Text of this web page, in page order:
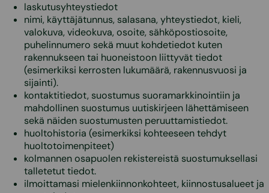
laskutusyhteystiedot
nimi, käyttäjätunnus, salasana, yhteystiedot, kieli,
valokuva, videokuva, osoite, sähköpostiosoite,
puhelinnumero sekä muut kohdetiedot kuten
rakennukseen tai huoneistoon liittyvät tiedot
(esimerkiksi kerrosten lukumäärä, rakennusvuosi ja
sijainti).
kontaktitiedot, suostumus suoramarkkinointiin ja
mahdollinen suostumus uutiskirjeen lähettämiseen
sekä näiden suostumusten peruuttamistiedot.
huoltohistoria (esimerkiksi kohteeseen tehdyt
huoltotoimenpiteet)
kolmannen osapuolen rekistereistä suostumuksellasi
talletetut tiedot.
ilmoittamasi mielenkiinnonkohteet, kiinnostusalueet ja